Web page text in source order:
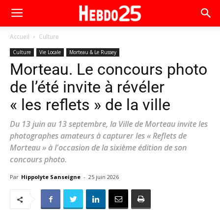
Accueil Culture
Culture Vie Locale Morteau & Le Russey
Morteau. Le concours photo
de l’été invite à révéler
« les reflets » de la ville
Du 13 juin au 13 septembre, la Ville de Morteau invite les
photographes amateurs à capturer les « Reflets de
Morteau » à l'occasion de la sixième édition de son
concours photo.
Par Hippolyte Sanseigne - 25 juin 2026